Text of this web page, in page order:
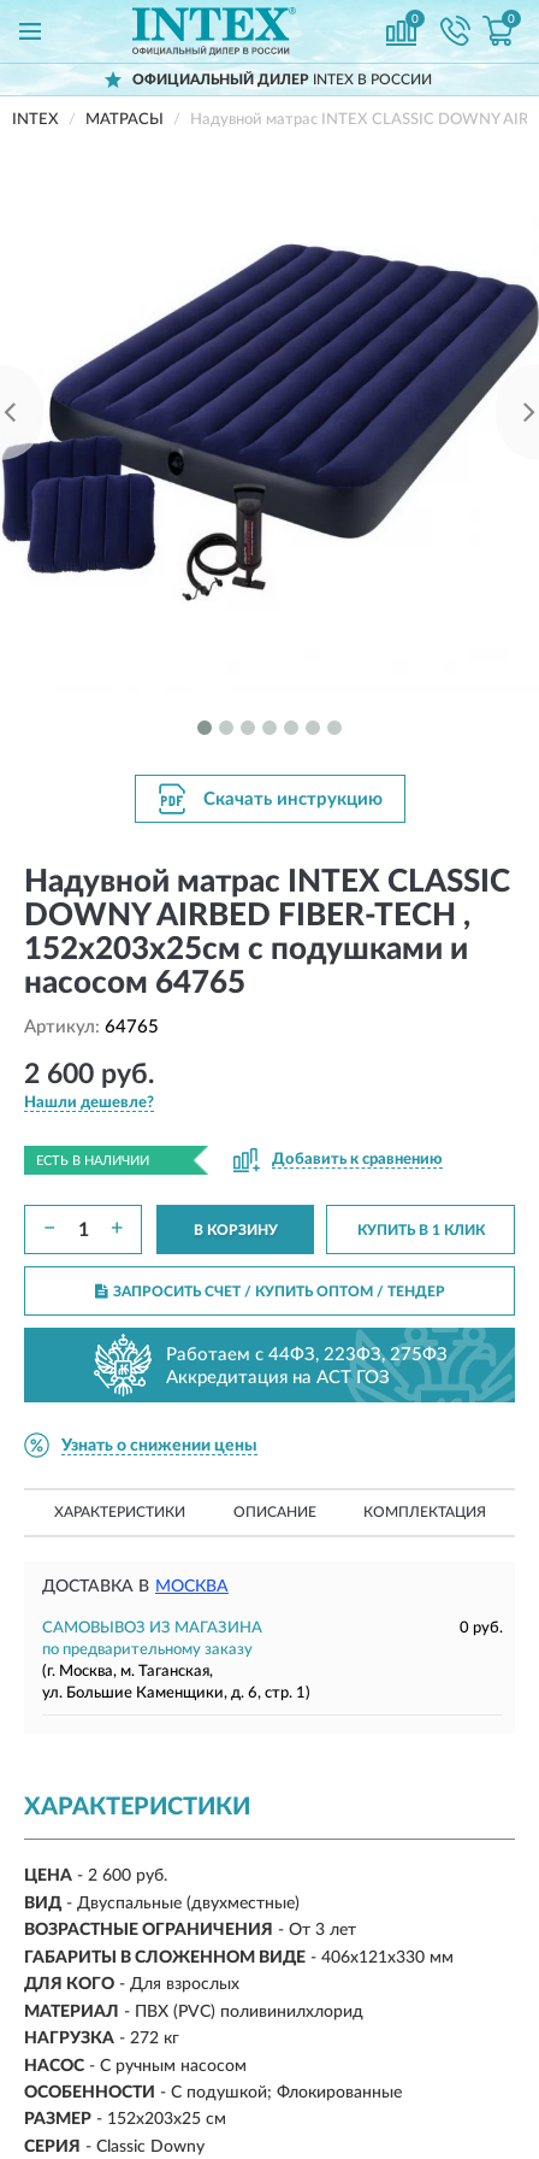
0 0
ОФИЦИАЛЬНЫЙ ДИЛЕР INTEX В РОССИИ
INTEX МАТРАСЫ Надувной матрас INTEX CLASSIC DOWNY
Скачать инструкцию
Надувной матрас INTEX CLASSIC
DOWNY AIRBED FIBER-TECH ,
152х203х25см с подушками и
насосом 64765
Артикул: 64765
2 600 руб.
Нашли дешевле?
ЕСТЬ В НАЛИЧИИ Добавить к сравнению
− + В КОРЗИНУ КУПИТЬ В 1 КЛИК
ЗАПРОСИТЬ СЧЕТ / КУПИТЬ ОПТОМ/ ТЕНДЕР
Работаем с 44ФЗ, 223ФЗ, 275ФЗ
Аккредитация на АСТ ГОЗ
Узнать о снижении цены
ХАРАКТЕРИСТИКИ ОПИСАНИЕ КОМПЛЕКТАЦИЯ
ДОСТАВКА В МОСКВА
САМОВЫВОЗ ИЗ МАГАЗИНА
0 руб.
по предварительному заказу
(г. Москва, м. Таганская,
ул. Большие Каменщики, д. 6, стр. 1)
ХАРАКТЕРИСТИКИ
ЦЕНА - 2 600 руб.
ВИД - Двуспальные (двухместные)
ВОЗРАСТНЫЕ ОГРАНИЧЕНИЯ - От 3 лет
ГАБАРИТЫ В СЛОЖЕННОМ ВИДЕ - 406х121х330 мм
ДЛЯ КОГО - Для взрослых
МАТЕРИАЛ - ПВХ (PVC) поливинилхлорид
НАГРУЗКА - 272 кг
НАСОС - С ручным насосом
ОСОБЕННОСТИ - С подушкой; Флокированные
РАЗМЕР - 152x203x25 см
СЕРИЯ - Classic Downy